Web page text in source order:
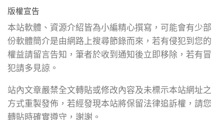
版權宣告
本站軟體、資源介紹皆為小編精心撰寫，可能會有少部
份軟體簡介是由網路上搜尋節錄而來，若有侵犯到您的
權益請留言告知，筆者於收到通知後立即移除，若有冒
犯請多見諒。
站內文章嚴禁全文轉貼或修改內容及未標示本站網址之
方式重製發佈，若經發現本站將保留法律追訴權，請您
轉貼時確實遵守，謝謝。